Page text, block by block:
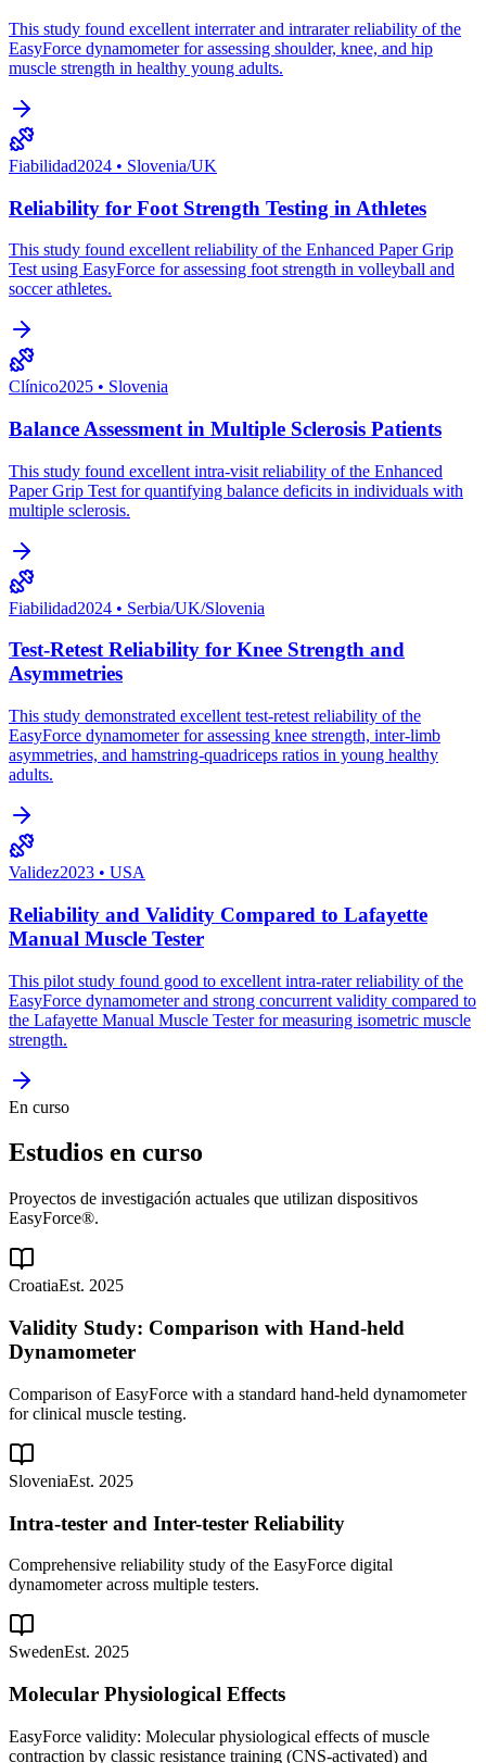
This study found excellent interrater and intrarater reliability of the
EasyForce dynamometer for assessing shoulder, knee, and hip
muscle strength in healthy young adults.
Fiabilidad2024 • Slovenia/UK
Reliability for Foot Strength Testing in Athletes
This study found excellent reliability of the Enhanced Paper Grip
Test using EasyForce for assessing foot strength in volleyball and
soccer athletes.
Clínico2025 • Slovenia
Balance Assessment in Multiple Sclerosis Patients
This study found excellent intra-visit reliability of the Enhanced
Paper Grip Test for quantifying balance deficits in individuals with
multiple sclerosis.
Fiabilidad2024 • Serbia/UK/Slovenia
Test-Retest Reliability for Knee Strength and
Asymmetries
This study demonstrated excellent test-retest reliability of the
EasyForce dynamometer for assessing knee strength, inter-limb
asymmetries, and hamstring-quadriceps ratios in young healthy
adults.
Validez2023 • USA
Reliability and Validity Compared to Lafayette
Manual Muscle Tester
This pilot study found good to excellent intra-rater reliability of the
EasyForce dynamometer and strong concurrent validity compared to
the Lafayette Manual Muscle Tester for measuring isometric muscle
strength.
En curso
Estudios en curso
Proyectos de investigación actuales que utilizan dispositivos
EasyForce®.
CroatiaEst. 2025
Validity Study: Comparison with Hand-held
Dynamometer
Comparison of EasyForce with a standard hand-held dynamometer
for clinical muscle testing.
SloveniaEst. 2025
Intra-tester and Inter-tester Reliability
Comprehensive reliability study of the EasyForce digital
dynamometer across multiple testers.
SwedenEst. 2025
Molecular Physiological Effects
EasyForce validity: Molecular physiological effects of muscle
contraction by classic resistance training (CNS-activated) and